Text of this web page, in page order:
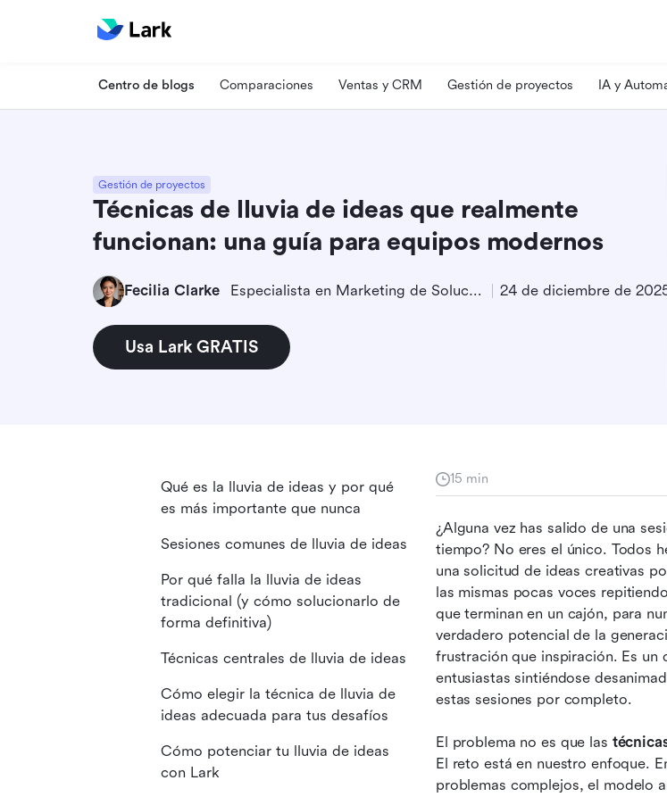
Centro de blogs Comparaciones Ventas y CRM Gestión de proyectos IA y
Gestión de proyectos
Técnicas de lluvia de ideas que realmente
funcionan: una guía para equipos modernos
Fecilia Clarke Especialista en Marketing de Soluciones 24 de diciembre de
Usa Lark GRATIS
15 min
¿Alguna vez has salido de una
tiempo? No eres el único. Todos
una solicitud de ideas creativas
las mismas pocas voces
que terminan en un cajón, para
verdadero potencial de la
frustración que inspiración. Es un
entusiastas sintiéndose
estas sesiones por completo.
El problema no es que las
El reto está en nuestro enfoque.
problemas complejos, el modelo
Qué es la lluvia de ideas y por qué
es más importante que nunca
Sesiones comunes de lluvia de ideas
Por qué falla la lluvia de ideas
tradicional (y cómo solucionarlo de
forma definitiva)
Técnicas centrales de lluvia de ideas
Cómo elegir la técnica de lluvia de
ideas adecuada para tus desafíos
Cómo potenciar tu lluvia de ideas
con Lark